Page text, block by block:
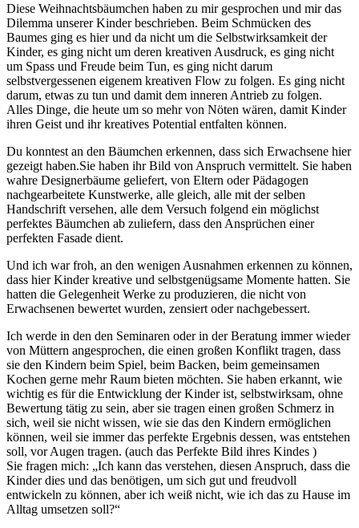
Diese Weihnachtsbäumchen haben zu mir gesprochen und mir das
Dilemma unserer Kinder beschrieben. Beim Schmücken des
Baumes ging es hier und da nicht um die Selbstwirksamkeit der
Kinder, es ging nicht um deren kreativen Ausdruck, es ging nicht
um Spass und Freude beim Tun, es ging nicht darum
selbstvergessenen eigenem kreativen Flow zu folgen. Es ging nicht
darum, etwas zu tun und damit dem inneren Antrieb zu folgen.
Alles Dinge, die heute um so mehr von Nöten wären, damit Kinder
ihren Geist und ihr kreatives Potential entfalten können.
Du konntest an den Bäumchen erkennen, dass sich Erwachsene hier
gezeigt haben.Sie haben ihr Bild von Anspruch vermittelt. Sie haben
wahre Designerbäume geliefert, von Eltern oder Pädagogen
nachgearbeitete Kunstwerke, alle gleich, alle mit der selben
Handschrift versehen, alle dem Versuch folgend ein möglichst
perfektes Bäumchen ab zuliefern, dass den Ansprüchen einer
perfekten Fasade dient.
Und ich war froh, an den wenigen Ausnahmen erkennen zu können,
dass hier Kinder kreative und selbstgenügsame Momente hatten. Sie
hatten die Gelegenheit Werke zu produzieren, die nicht von
Erwachsenen bewertet wurden, zensiert oder nachgebessert.
Ich werde in den den Seminaren oder in der Beratung immer wieder
von Müttern angesprochen, die einen großen Konflikt tragen, dass
sie den Kindern beim Spiel, beim Backen, beim gemeinsamen
Kochen gerne mehr Raum bieten möchten. Sie haben erkannt, wie
wichtig es für die Entwicklung der Kinder ist, selbstwirksam, ohne
Bewertung tätig zu sein, aber sie tragen einen großen Schmerz in
sich, weil sie nicht wissen, wie sie das den Kindern ermöglichen
können, weil sie immer das perfekte Ergebnis dessen, was entstehen
soll, vor Augen tragen. (auch das Perfekte Bild ihres Kindes )
Sie fragen mich: „Ich kann das verstehen, diesen Anspruch, dass die
Kinder dies und das benötigen, um sich gut und freudvoll
entwickeln zu können, aber ich weiß nicht, wie ich das zu Hause im
Alltag umsetzen soll?“